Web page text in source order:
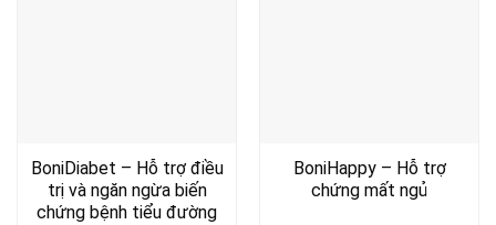
BoniDiabet – Hỗ trợ điều
trị và ngăn ngừa biến
chứng bệnh tiểu đường
BoniHappy – Hỗ trợ
chứng mất ngủ